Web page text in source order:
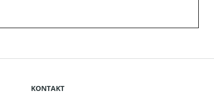
KONTAKT